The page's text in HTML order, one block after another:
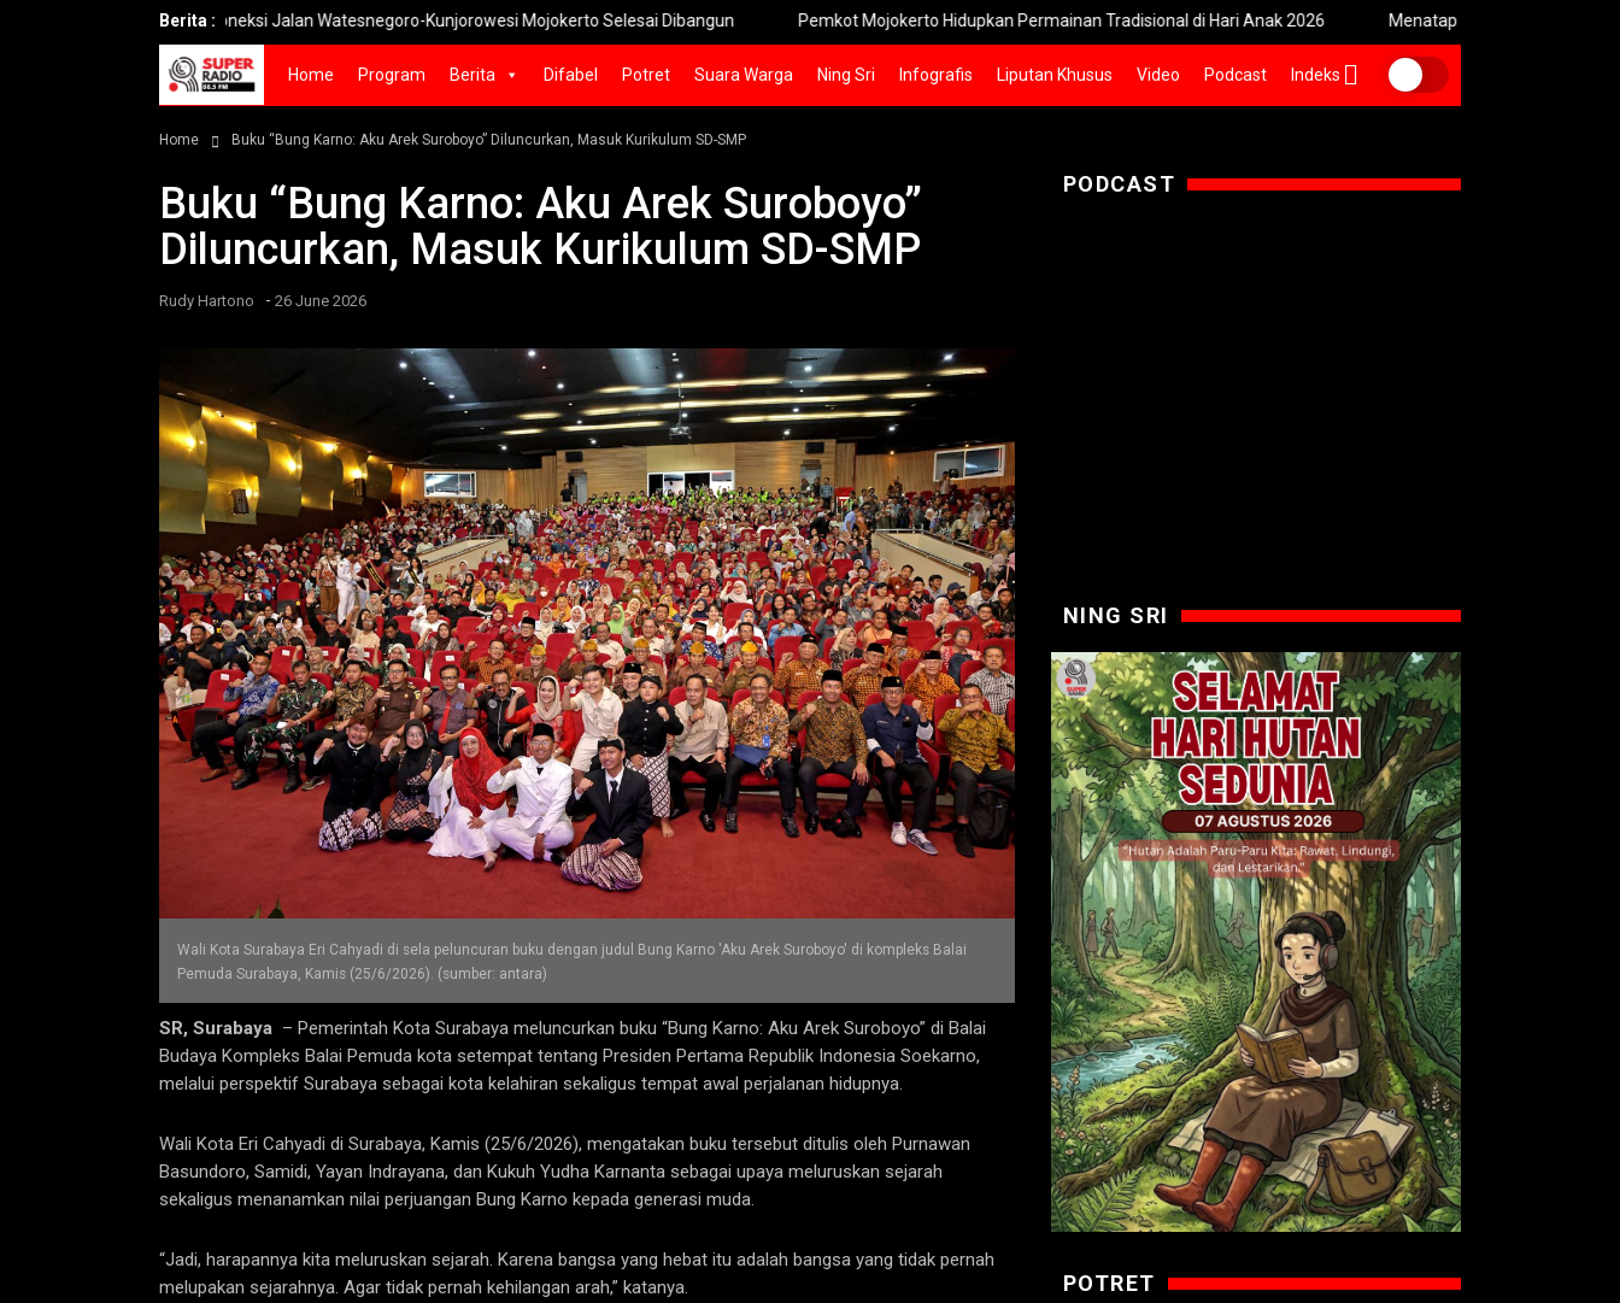
Berita :
Koneksi Jalan Watesnegoro-Kunjorowesi Mojokerto Selesai Dibangun Pemkot Mojokerto Hidupkan Permainan Tradisional di Hari Anak 2026 Menatap Wajah Hutan Indonesia: Krisis
Home Program Berita Difabel Potret Suara Warga Ning Sri Infografis Liputan Khusus Video Podcast Indeks
Home Buku “Bung Karno: Aku Arek Suroboyo” Diluncurkan, Masuk Kurikulum SD-SMP
Buku “Bung Karno: Aku Arek Suroboyo”
Diluncurkan, Masuk Kurikulum SD-SMP
Rudy Hartono - 26 June 2026
Wali Kota Surabaya Eri Cahyadi di sela peluncuran buku dengan judul Bung Karno 'Aku Arek Suroboyo' di kompleks Balai
Pemuda Surabaya, Kamis (25/6/2026). (sumber: antara)
SR, Surabaya – Pemerintah Kota Surabaya meluncurkan buku “Bung Karno: Aku Arek Suroboyo” di Balai
Budaya Kompleks Balai Pemuda kota setempat tentang Presiden Pertama Republik Indonesia Soekarno,
melalui perspektif Surabaya sebagai kota kelahiran sekaligus tempat awal perjalanan hidupnya.
Wali Kota Eri Cahyadi di Surabaya, Kamis (25/6/2026), mengatakan buku tersebut ditulis oleh Purnawan
Basundoro, Samidi, Yayan Indrayana, dan Kukuh Yudha Karnanta sebagai upaya meluruskan sejarah
sekaligus menanamkan nilai perjuangan Bung Karno kepada generasi muda.
“Jadi, harapannya kita meluruskan sejarah. Karena bangsa yang hebat itu adalah bangsa yang tidak pernah
melupakan sejarahnya. Agar tidak pernah kehilangan arah,” katanya.
PODCAST
NING SRI
POTRET